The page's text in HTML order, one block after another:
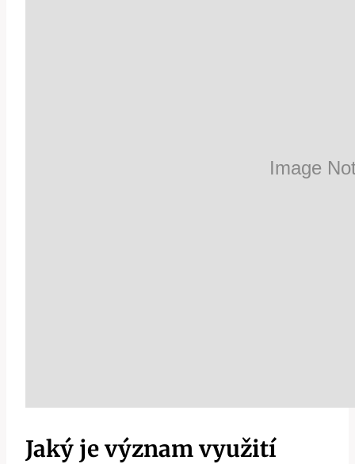
Jaký je význam využití